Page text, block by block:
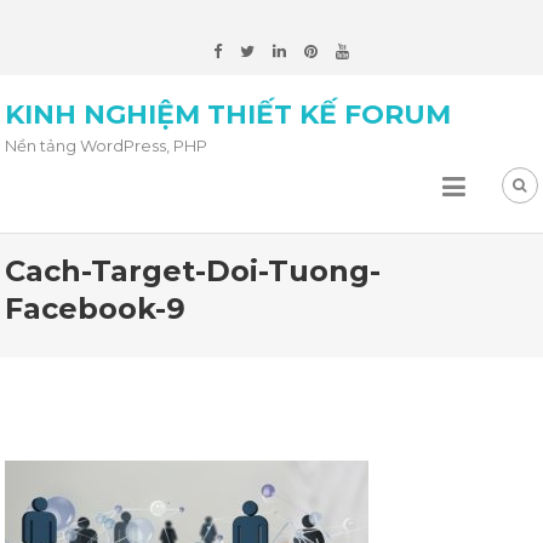
KINH NGHIỆM THIẾT KẾ FORUM
Nền tảng WordPress, PHP
Cach-Target-Doi-Tuong-
Facebook-9